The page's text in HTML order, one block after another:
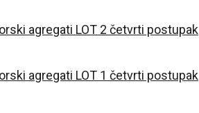
agregati LOT 2 četvrti postupak
agregati LOT 1 četvrti postupak